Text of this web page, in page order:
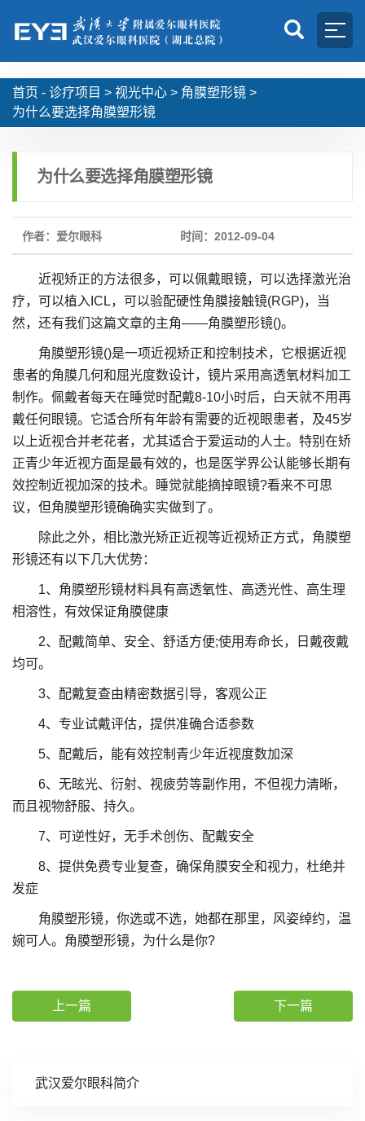
首页 - 诊疗项目 > 视光中心 > 角膜塑形镜 >
为什么要选择角膜塑形镜
武汉爱尔眼科简介
为什么要选择角膜塑形镜
作者：爱尔眼科 时间：2012-09-04
近视矫正的方法很多，可以佩戴眼镜，可以选择激光治
疗，可以植入ICL，可以验配硬性角膜接触镜(RGP)，当
然，还有我们这篇文章的主角——角膜塑形镜()。
角膜塑形镜()是一项近视矫正和控制技术，它根据近视
患者的角膜几何和屈光度数设计，镜片采用高透氧材料加工
制作。佩戴者每天在睡觉时配戴8-10小时后，白天就不用再
戴任何眼镜。它适合所有年龄有需要的近视眼患者，及45岁
以上近视合并老花者，尤其适合于爱运动的人士。特别在矫
正青少年近视方面是最有效的，也是医学界公认能够长期有
效控制近视加深的技术。睡觉就能摘掉眼镜?看来不可思
议，但角膜塑形镜确确实实做到了。
除此之外，相比激光矫正近视等近视矫正方式，角膜塑
形镜还有以下几大优势：
1、角膜塑形镜材料具有高透氧性、高透光性、高生理
相溶性，有效保证角膜健康
2、配戴简单、安全、舒适方便;使用寿命长，日戴夜戴
均可。
3、配戴复查由精密数据引导，客观公正
4、专业试戴评估，提供准确合适参数
5、配戴后，能有效控制青少年近视度数加深
6、无眩光、衍射、视疲劳等副作用，不但视力清晰，
而且视物舒服、持久。
7、可逆性好，无手术创伤、配戴安全
8、提供免费专业复查，确保角膜安全和视力，杜绝并
发症
角膜塑形镜，你选或不选，她都在那里，风姿绰约，温
婉可人。角膜塑形镜，为什么是你?
上一篇 下一篇